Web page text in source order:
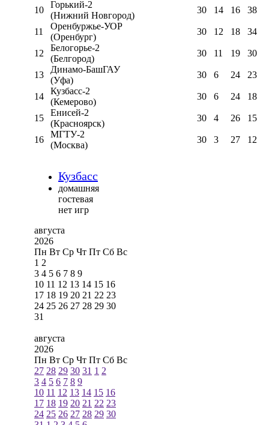
10
Горький-2
(Нижний Новгород)
30 14 16 38
11
Оренбуржье-УОР
(Оренбург)
30 12 18 34
12
Белогорье-2
(Белгород)
30 11 19 30
13
Динамо-БашГАУ
(Уфа)
30 6 24 23
14
Кузбасс-2
(Кемерово)
30 6 24 18
15
Енисей-2
(Красноярск)
30 4 26 15
16
МГТУ-2
(Москва)
30 3 27 12
Кузбасс
домашняя
гостевая
нет игр
августа
2026
Пн Вт Ср Чт Пт Сб Вс
1 2
3 4 5 6 7 8 9
10 11 12 13 14 15 16
17 18 19 20 21 22 23
24 25 26 27 28 29 30
31
августа
2026
Пн Вт Ср Чт Пт Сб Вс
27 28 29 30 31 1 2
3 4 5 6 7 8 9
10 11 12 13 14 15 16
17 18 19 20 21 22 23
24 25 26 27 28 29 30